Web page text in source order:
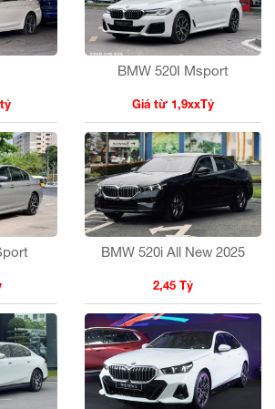
BMW 520I Msport
Giá từ 1,9xxTỷ
BMW 520i All New 2025
2,45 Tỷ